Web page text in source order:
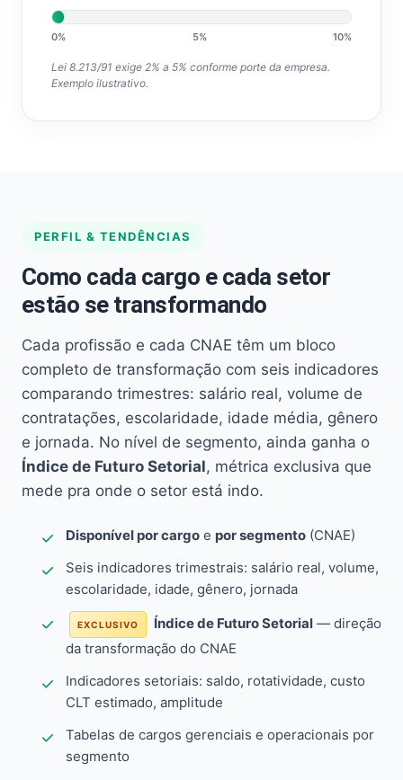
0% 5% 10%
Lei 8.213/91 exige 2% a 5% conforme porte da empresa.
Exemplo ilustrativo.
PERFIL & TENDÊNCIAS
Como cada cargo e cada setor
estão se transformando
Cada profissão e cada CNAE têm um bloco
completo de transformação com seis indicadores
comparando trimestres: salário real, volume de
contratações, escolaridade, idade média, gênero
e jornada. No nível de segmento, ainda ganha o
Índice de Futuro Setorial, métrica exclusiva que
mede pra onde o setor está indo.
Disponível por cargo e por segmento (CNAE)
Seis indicadores trimestrais: salário real, volume,
escolaridade, idade, gênero, jornada
EXCLUSIVO Índice de Futuro Setorial — direção
da transformação do CNAE
Indicadores setoriais: saldo, rotatividade, custo
CLT estimado, amplitude
Tabelas de cargos gerenciais e operacionais por
segmento